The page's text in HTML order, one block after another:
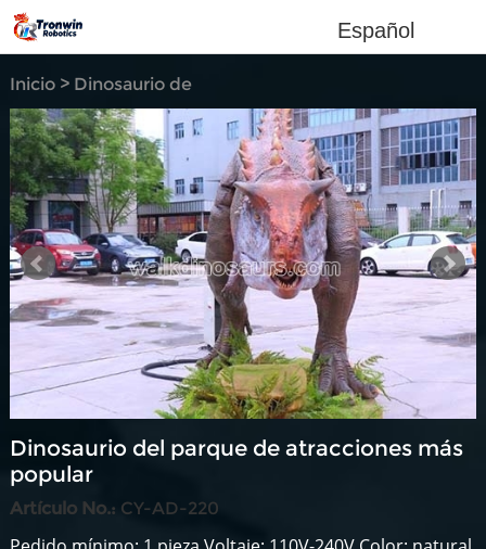
Español
Inicio> Dinosaurio de
simulación
Dinosaurio del parque de atracciones más
popular
Artículo No.: CY-AD-220